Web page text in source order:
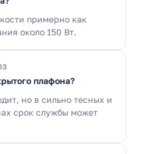
примерно как
около 150 Вт.
плафона?
но в сильно тесных и
срок службы может